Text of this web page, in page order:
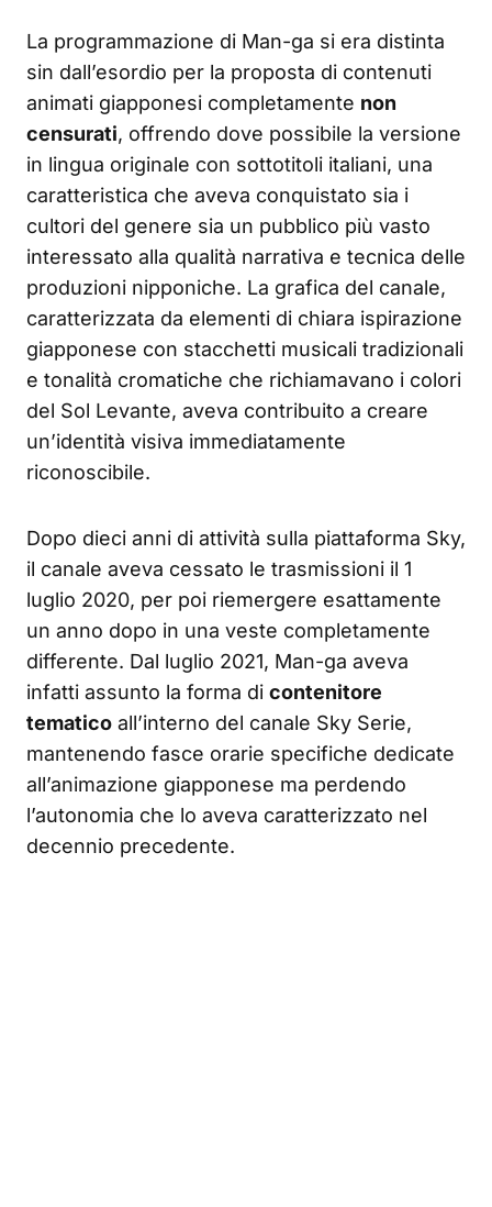
La programmazione di Man-ga si era distinta
sin dall’esordio per la proposta di contenuti
animati giapponesi completamente non
censurati, offrendo dove possibile la versione
in lingua originale con sottotitoli italiani, una
caratteristica che aveva conquistato sia i
cultori del genere sia un pubblico più vasto
interessato alla qualità narrativa e tecnica delle
produzioni nipponiche. La grafica del canale,
caratterizzata da elementi di chiara ispirazione
giapponese con stacchetti musicali tradizionali
e tonalità cromatiche che richiamavano i colori
del Sol Levante, aveva contribuito a creare
un’identità visiva immediatamente
riconoscibile.
Dopo dieci anni di attività sulla piattaforma Sky,
il canale aveva cessato le trasmissioni il 1
luglio 2020, per poi riemergere esattamente
un anno dopo in una veste completamente
differente. Dal luglio 2021, Man-ga aveva
infatti assunto la forma di contenitore
tematico all’interno del canale Sky Serie,
mantenendo fasce orarie specifiche dedicate
all’animazione giapponese ma perdendo
l’autonomia che lo aveva caratterizzato nel
decennio precedente.